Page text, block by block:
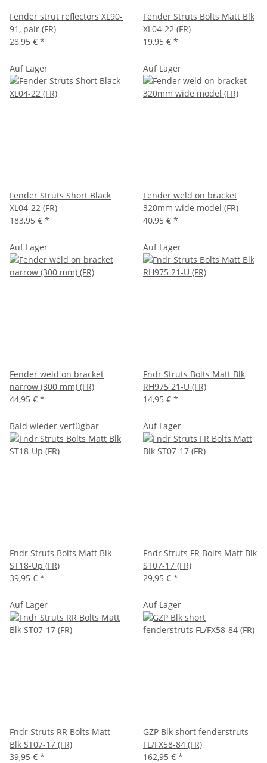
Fender strut reflectors XL90-
91, pair (FR)
28,95 € *
Fender Struts Bolts Matt Blk
XL04-22 (FR)
19,95 € *
Auf Lager
Fender Struts Short Black
XL04-22 (FR)
183,95 € *
Auf Lager
Fender weld on bracket
320mm wide model (FR)
40,95 € *
Auf Lager
Fender weld on bracket
narrow (300 mm) (FR)
44,95 € *
Auf Lager
Fndr Struts Bolts Matt Blk
RH975 21-U (FR)
14,95 € *
Bald wieder verfügbar
Fndr Struts Bolts Matt Blk
ST18-Up (FR)
39,95 € *
Auf Lager
Fndr Struts FR Bolts Matt Blk
ST07-17 (FR)
29,95 € *
Auf Lager
Fndr Struts RR Bolts Matt
Blk ST07-17 (FR)
39,95 € *
Auf Lager
GZP Blk short fenderstruts
FL/FX58-84 (FR)
162,95 € *